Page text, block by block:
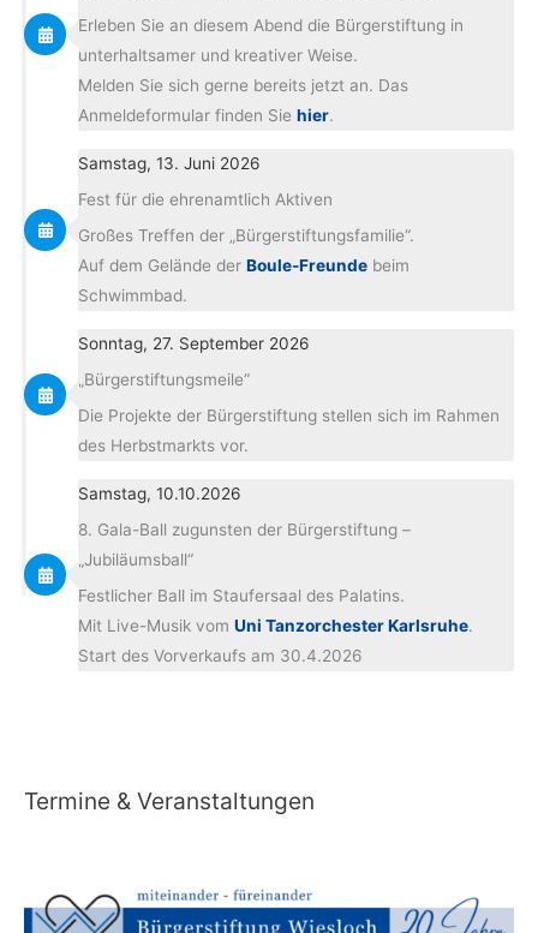
Erleben Sie an diesem Abend die Bürgerstiftung in
unterhaltsamer und kreativer Weise.
Melden Sie sich gerne bereits jetzt an. Das
Anmeldeformular finden Sie hier.
Samstag, 13. Juni 2026
Fest für die ehrenamtlich Aktiven
Großes Treffen der „Bürgerstiftungsfamilie“.
Auf dem Gelände der Boule-Freunde beim
Schwimmbad.
Sonntag, 27. September 2026
„Bürgerstiftungsmeile“
Die Projekte der Bürgerstiftung stellen sich im Rahmen
des Herbstmarkts vor.
Samstag, 10.10.2026
8. Gala-Ball zugunsten der Bürgerstiftung –
„Jubiläumsball“
Festlicher Ball im Staufersaal des Palatins.
Mit Live-Musik vom Uni Tanzorchester Karlsruhe.
Start des Vorverkaufs am 30.4.2026
Termine & Veranstaltungen